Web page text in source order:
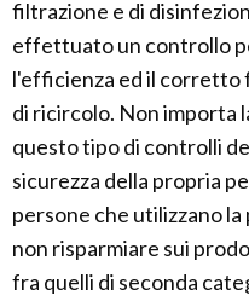
filtrazione e di
effettuato un controllo
l'efficienza ed il corretto
di ricircolo. Non importa
questo tipo di controlli
sicurezza della propria
persone che utilizzano la
non risparmiare sui
fra quelli di seconda